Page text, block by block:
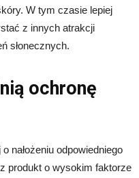
W tym czasie lepiej
z innych atrakcji
słonecznych.
ochronę
nałożeniu odpowiedniego
produkt o wysokim faktorze